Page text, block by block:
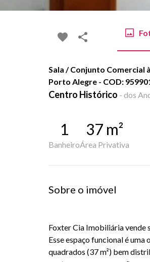
Sala / Conjunto Comercial
Porto Alegre - COD:
Centro Histórico - dos
1
Banheiro
37 m²
Área Privativa
Sobre o imóvel
Foxter Cia Imobiliária vende
Esse espaço funcional é
quadrados (37 m²) bem